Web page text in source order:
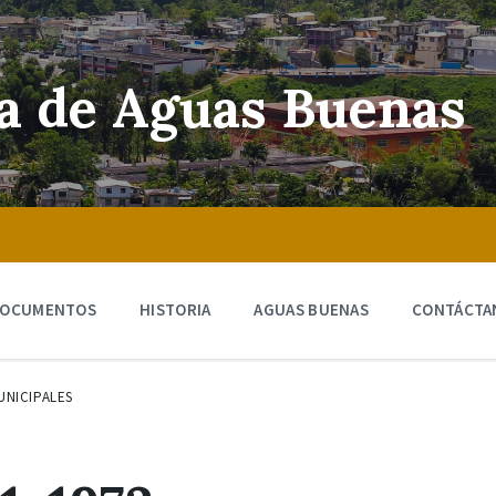
de Aguas Buenas
HISTORIA AGUAS BUENAS